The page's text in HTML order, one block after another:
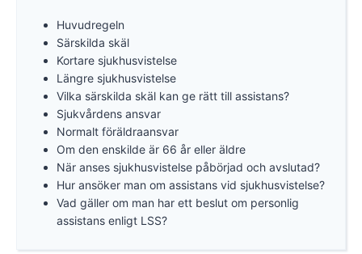
Huvudregeln
Särskilda skäl
Kortare sjukhusvistelse
Längre sjukhusvistelse
Vilka särskilda skäl kan ge rätt till assistans?
Sjukvårdens ansvar
Normalt föräldraansvar
Om den enskilde är 66 år eller äldre
När anses sjukhusvistelse påbörjad och avslutad?
Hur ansöker man om assistans vid sjukhusvistelse?
Vad gäller om man har ett beslut om personlig
assistans enligt LSS?